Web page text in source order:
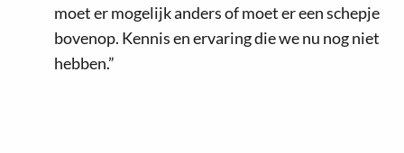
moet er mogelijk anders of moet er een schepje
bovenop. Kennis en ervaring die we nu nog niet
hebben.”